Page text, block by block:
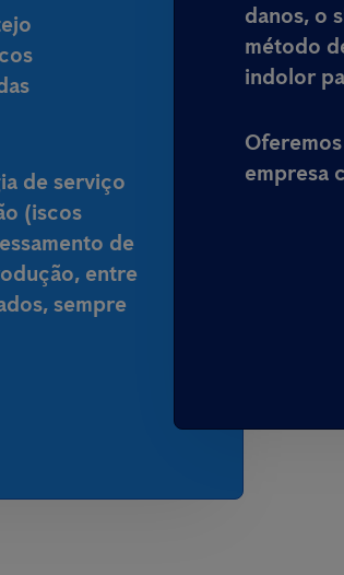
de serviço
(iscos
de
entre
sempre
danos, o
método
indolor
empresa